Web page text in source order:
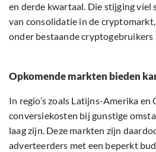
en derde kwartaal. Die stijging viel
van consolidatie in de
onder bestaande cryptogebruikers
Opkomende markten bieden
In regio’s zoals Latijns-Amerika
conversiekosten bij gunstige
laag zijn. Deze markten zijn
adverteerders met een beperkt